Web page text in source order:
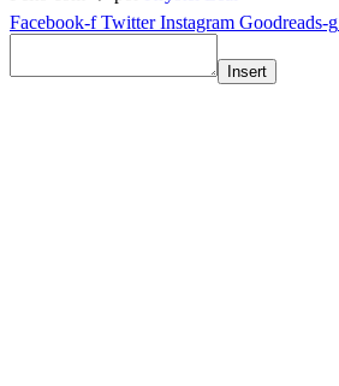
Facebook-f Twitter Instagram Goodreads-g
Insert